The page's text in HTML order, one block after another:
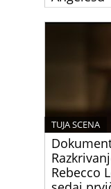
legendaren
televizijski
Njegova
Rebecco
TUJA SCENA